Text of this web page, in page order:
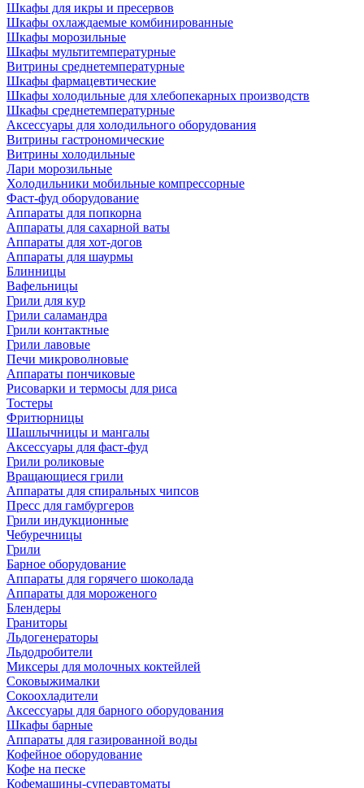
Шкафы для икры и пресервов
Шкафы охлаждаемые комбинированные
Шкафы морозильные
Шкафы мультитемпературные
Витрины среднетемпературные
Шкафы фармацевтические
Шкафы холодильные для хлебопекарных производств
Шкафы среднетемпературные
Аксессуары для холодильного оборудования
Витрины гастрономические
Витрины холодильные
Лари морозильные
Холодильники мобильные компрессорные
Фаст-фуд оборудование
Аппараты для попкорна
Аппараты для сахарной ваты
Аппараты для хот-догов
Аппараты для шаурмы
Блинницы
Вафельницы
Грили для кур
Грили саламандра
Грили контактные
Грили лавовые
Печи микроволновые
Аппараты пончиковые
Рисоварки и термосы для риса
Тостеры
Фритюрницы
Шашлычницы и мангалы
Аксессуары для фаст-фуд
Грили роликовые
Вращающиеся грили
Аппараты для спиральных чипсов
Пресс для гамбургеров
Грили индукционные
Чебуречницы
Грили
Барное оборудование
Аппараты для горячего шоколада
Аппараты для мороженого
Блендеры
Граниторы
Льдогенераторы
Льдодробители
Миксеры для молочных коктейлей
Соковыжималки
Сокоохладители
Аксессуары для барного оборудования
Шкафы барные
Аппараты для газированной воды
Кофейное оборудование
Кофе на песке
Кофемашины-суперавтоматы